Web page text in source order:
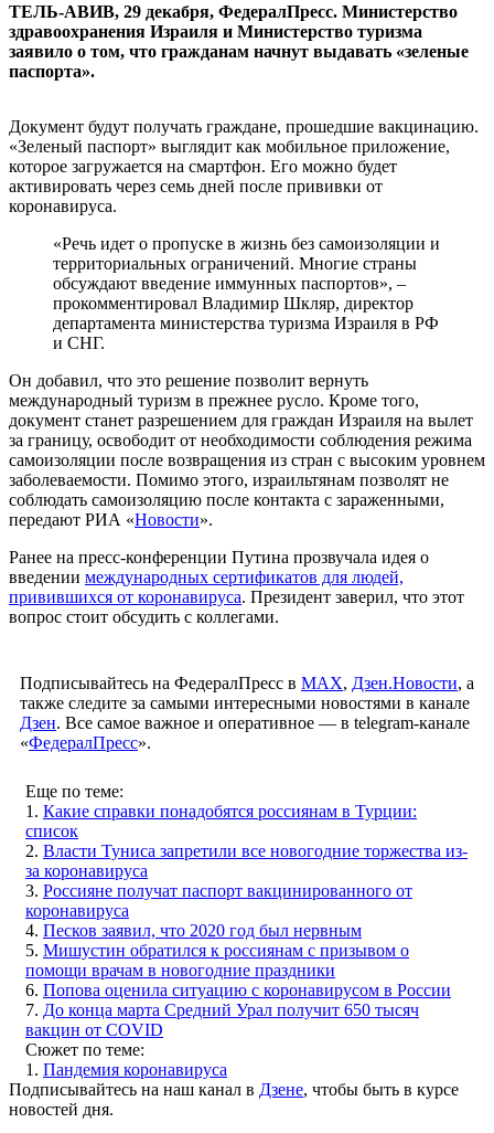
ТЕЛЬ-АВИВ, 29 декабря, ФедералПресс. Министерство
здравоохранения Израиля и Министерство туризма
заявило о том, что гражданам начнут выдавать «зеленые
паспорта».
Документ будут получать граждане, прошедшие вакцинацию.
«Зеленый паспорт» выглядит как мобильное приложение,
которое загружается на смартфон. Его можно будет
активировать через семь дней после прививки от
коронавируса.
«Речь идет о пропуске в жизнь без самоизоляции и
территориальных ограничений. Многие страны
обсуждают введение иммунных паспортов», –
прокомментировал Владимир Шкляр, директор
департамента министерства туризма Израиля в РФ
и СНГ.
Он добавил, что это решение позволит вернуть
международный туризм в прежнее русло. Кроме того,
документ станет разрешением для граждан Израиля на вылет
за границу, освободит от необходимости соблюдения режима
самоизоляции после возвращения из стран с высоким уровнем
заболеваемости. Помимо этого, израильтянам позволят не
соблюдать самоизоляцию после контакта с зараженными,
передают РИА «Новости».
Ранее на пресс-конференции Путина прозвучала идея о
введении международных сертификатов для людей,
привившихся от коронавируса. Президент заверил, что этот
вопрос стоит обсудить с коллегами.
Подписывайтесь на ФедералПресс в МАХ, Дзен.Новости, а
также следите за самыми интересными новостями в канале
Дзен. Все самое важное и оперативное — в telegram-канале
«ФедералПресс».
Еще по теме:
1. Какие справки понадобятся россиянам в Турции:
список
2. Власти Туниса запретили все новогодние торжества из-
за коронавируса
3. Россияне получат паспорт вакцинированного от
коронавируса
4. Песков заявил, что 2020 год был нервным
5. Мишустин обратился к россиянам с призывом о
помощи врачам в новогодние праздники
6. Попова оценила ситуацию с коронавирусом в России
7. До конца марта Средний Урал получит 650 тысяч
вакцин от COVID
Сюжет по теме:
1. Пандемия коронавируса
Подписывайтесь на наш канал в Дзене, чтобы быть в курсе
новостей дня.